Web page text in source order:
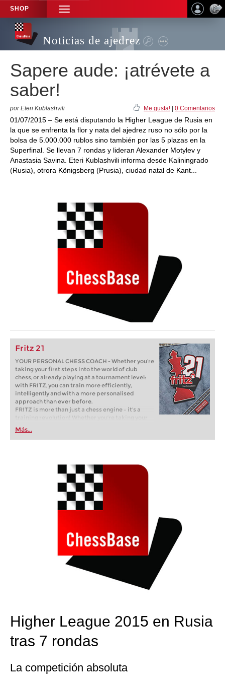
SHOP
TOGGLE
NAVIGATION
Noticias de ajedrez
Sapere aude: ¡atrévete a
saber!
por Eteri Kublashvili Me gusta! 0 Comentarios
01/07/2015 – Se está disputando la Higher League de Rusia en
la que se enfrenta la flor y nata del ajedrez ruso no sólo por la
bolsa de 5.000.000 rublos sino también por las 5 plazas en la
Superfinal. Se llevan 7 rondas y lideran Alexander Motylev y
Anastasia Savina. Eteri Kublashvili informa desde Kaliningrado
(Rusia), otrora Königsberg (Prusia), ciudad natal de Kant...
Fritz 21
YOUR PERSONAL CHESS COACH - Whether you’re
taking your first steps into the world of club
chess, or already playing at a tournament level:
with FRITZ, you can train more efficiently,
intelligently and with a more personalised
approach than ever before.
FRITZ is more than just a chess engine – it’s a
training revolution! Whether you’re taking your
first steps into the world of club chess, or already
playing at a tournament level: with FRITZ, you can
train more efficiently, intelligently and with a
Más...
Higher League 2015 en Rusia
tras 7 rondas
La competición absoluta